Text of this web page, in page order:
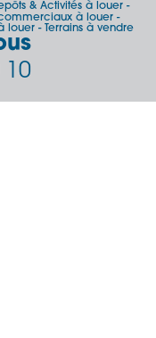
& Activités à louer-
à louer -
louer - Terrains à vendre
10